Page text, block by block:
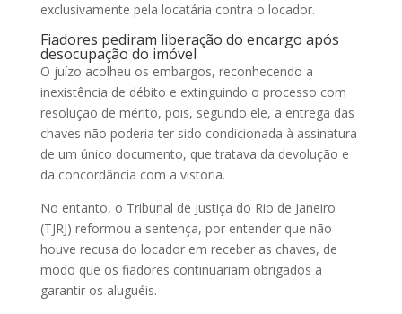
exclusivamente pela locatária contra o locador.
Fiadores pediram liberação do encargo após
desocupação do imóvel
O juízo acolheu os embargos, reconhecendo a
inexistência de débito e extinguindo o processo com
resolução de mérito, pois, segundo ele, a entrega das
chaves não poderia ter sido condicionada à assinatura
de um único documento, que tratava da devolução e
da concordância com a vistoria.
No entanto, o Tribunal de Justiça do Rio de Janeiro
(TJRJ) reformou a sentença, por entender que não
houve recusa do locador em receber as chaves, de
modo que os fiadores continuariam obrigados a
garantir os aluguéis.